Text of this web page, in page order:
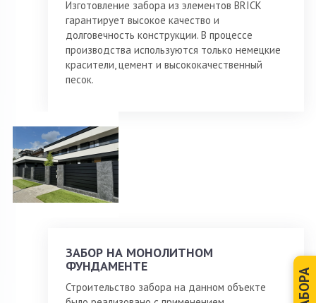
Изготовление забора из элементов BRICK
гарантирует высокое качество и
долговечность конструкции. В процессе
производства используются только немецкие
красители, цемент и высококачественный
песок.
ЗАБОР НА МОНОЛИТНОМ
ФУНДАМЕНТЕ
Строительство забора на данном объекте
ЗАБОРА